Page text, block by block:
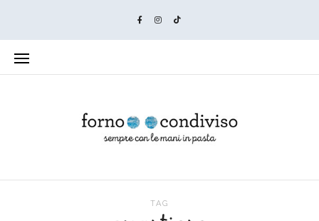
TAG